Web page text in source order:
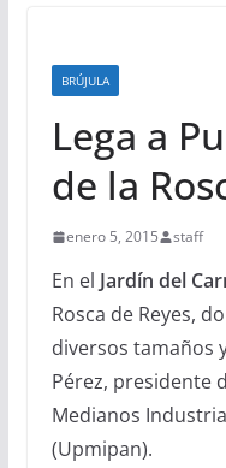
BRÚJULA
Lega a
de la
enero 5, 2015 staff
En el Jardín del
Rosca de Reyes,
diversos tamaños
Pérez, presidente
Medianos
(Upmipan).